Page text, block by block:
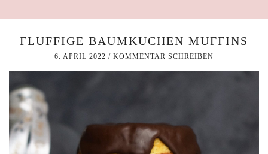
FLUFFIGE BAUMKUCHEN MUFFINS
6. APRIL 2022 / KOMMENTAR SCHREIBEN